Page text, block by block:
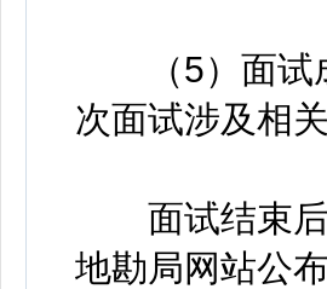
（5）面试成
次面试涉及相
面试结束后
地勘局网站公